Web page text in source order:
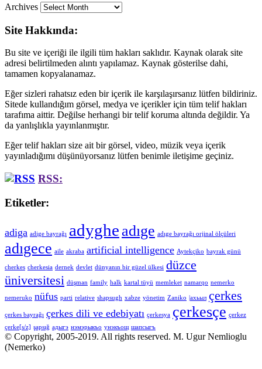
Archives
Site Hakkında:
Bu site ve içeriği ile ilgili tüm hakları saklıdır. Kaynak olarak site
adresi belirtilmeden alıntı yapılamaz. Kaynak gösterilse dahi,
tamamen kopyalanamaz.
Eğer sizleri rahatsız eden bir içerik ile karşılaşırsanız lütfen bildiriniz.
Sitede kullandığım görsel, medya ve içerikler için tüm telif hakları
tarafıma aittir. Değilse herhangi bir telif koruma altında değildir. Ya
da yanlışlıkla yayınlanmıştır.
Eğer telif hakları size ait bir görsel, video, müzik veya içerik
yayınladığımı düşünüyorsanız lütfen benimle iletişime geçiniz.
RSS:
Etiketler:
adiga adige bayrağı adyghe adıge adıge bayrağı orjinal ölçüleri
adıgece aile akraba artificial intelligence Aytekçiko bayrak günü
cherkes cherkesia dernek devlet dünyanın bir güzel ülkesi düzce
üniversitesi düşman family halk kartal tüyü memleket namarqo nemerko
nemeruko nüfus parti relative shapsugh xabze yönetim Zaniko |ахьыл çerkes
çerkes bayrağı çerkes dili ve edebiyatı çerkesya çerkesçe çerkez
çerke[s/z] şapsığ адыгэ нэмэрыкъо унэкъощ шапсыгъ
© Copyright, 2005-2019. All rights reserved. M. Ugur Nemlioglu
(Nemerko)